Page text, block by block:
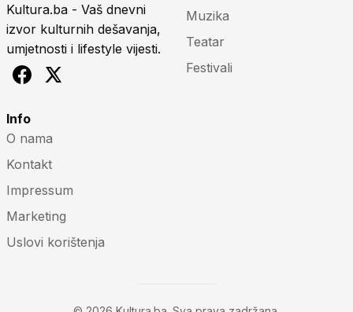
Kultura.ba - Vaš dnevni
izvor kulturnih dešavanja,
umjetnosti i lifestyle vijesti.
Muzika
Teatar
Festivali
Info
O nama
Kontakt
Impressum
Marketing
Uslovi korištenja